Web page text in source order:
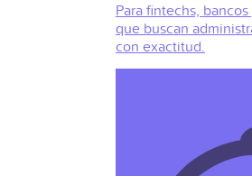
Para fintechs,
que buscan
con exactitud.